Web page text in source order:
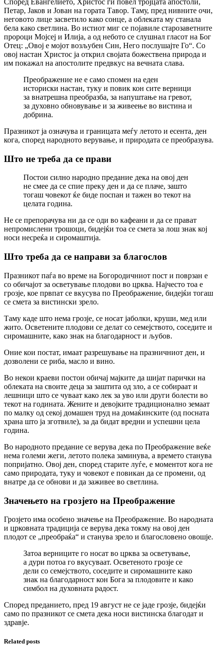
Според Евангелието, Христос ги повел тројцата апостоли,
Петар, Јаков и Јован на гората Тавор. Таму, пред нивните очи,
неговото лице засветило како сонце, а облеката му станала
бела како светлина. Во истиот миг се појавиле старозаветните
пророци Мојсеј и Илија, а од небото се слушнал гласот на Бог
Отец: „Овој е мојот возљубен Син, Него послушајте Го“. Со
овој настан Христос ја открил својата божествена природа и
им покажал на апостолите предвкус на вечната слава.
Преображение не е само спомен на еден
историски настан, туку и повик кон сите верници
за внатрешна преобразба, за напуштање на гревот,
за духовно обновување и за живеење во вистина и
добрина.
Празникот ја означува и границата меѓу летото и есента, ден
кога, според народното верување, и природата се преобразува.
Што не треба да се прави
Постои силно народно предание дека на овој ден
не смее да се спие преку ден и да се плаче, зашто
тогаш човекот ќе биде поспан и тажен во текот на
целата година.
Не се препорачува ни да се оди во кафеани и да се прават
непромислени трошоци, бидејќи тоа се смета за лош знак кој
носи несреќа и сиромаштија.
Што треба да се направи за благослов
Празникот паѓа во време на Богородичниот пост и поврзан е
со обичајот за осветување плодови во црква. Најчесто тоа е
грозје, кое првпат се вкусува по Преображение, бидејќи тогаш
се смета за вистински зрело.
Таму каде што нема грозје, се носат јаболки, круши, мед или
жито. Осветените плодови се делат со семејството, соседите и
сиромашните, како знак на благодарност и љубов.
Оние кои постат, имаат разрешување на празничниот ден, и
дозволени се риба, масло и вино.
Во некои краеви постои обичај мајките да шијат парички на
облеката на своите деца за заштита од зло, а се собираат и
лешници што се чуваат како лек за уво или други болести во
текот на годината. Жените и девојките традиционално земаат
по малку од секој домашен труд на домаќинските (од посната
храна што ја зготвиле), за да бидат вредни и успешни цела
година.
Во народното предание се верува дека по Преображение веќе
нема големи жеги, летото полека заминува, а времето станува
попријатно. Овој ден, според старите луѓе, е моментот кога не
само природата, туку и човекот е повикан да се промени, од
внатре да се обнови и да заживее во светлина.
Значењето на грозјето на Преображение
Грозјето има особено значење на Преображение. Во народната
и црковната традиција се верува дека токму на овој ден
плодот се „преобраќа“ и станува зрело и благословено овошје.
Затоа верниците го носат во црква за осветување,
а дури потоа го вкусуваат. Осветеното грозје се
дели со семејството, соседите и сиромашните како
знак на благодарност кон Бога за плодовите и како
симбол на духовната радост.
Според преданието, пред 19 август не се јаде грозје, бидејќи
само по празникот се смета дека носи вистинска благодат и
здравје.
Related posts